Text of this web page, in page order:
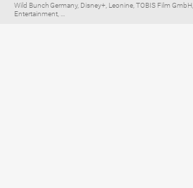
Wild Bunch Germany, Disney+, Leonine, TOBIS Film
Entertainment, ...